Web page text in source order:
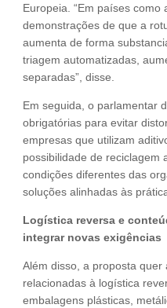
Europeia. “Em países
demonstrações de que a
aumenta de forma
triagem automatizadas,
separadas”, disse.
Em seguida, o parlamentar
obrigatórias para evitar
empresas que utilizam
possibilidade de reciclagem
condições diferentes das
soluções alinhadas às
Logística reversa e
integrar novas exigências
Além disso, a proposta quer
relacionadas à logística
embalagens plásticas,